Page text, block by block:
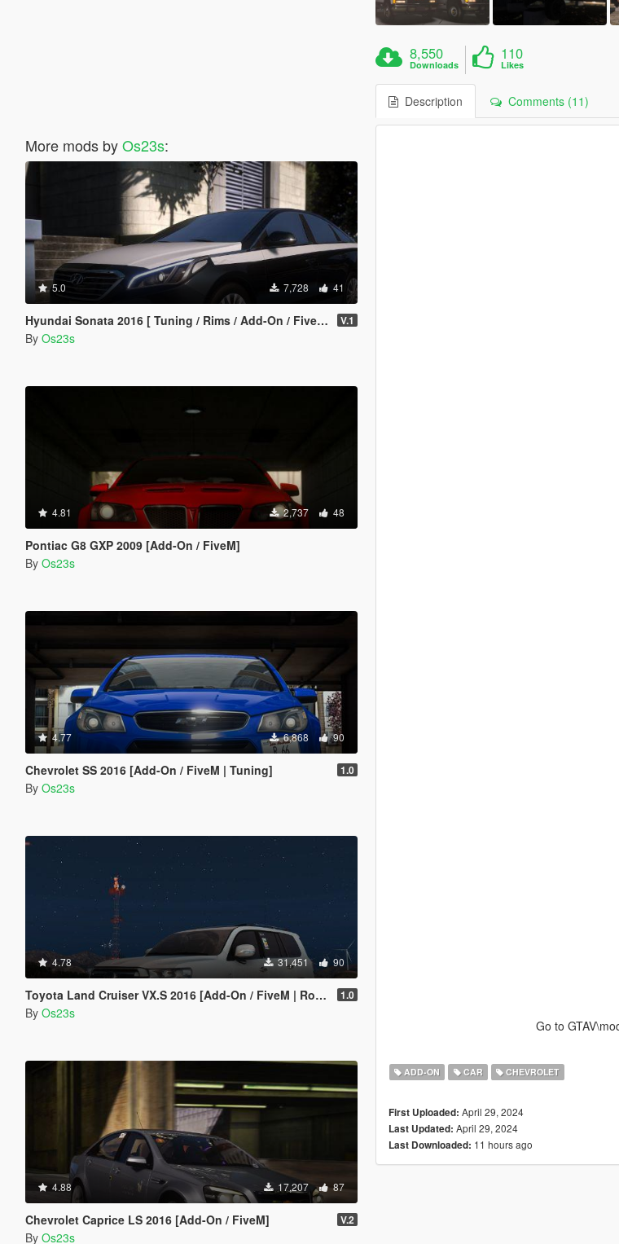
More mods byOs23s:
5.0 7,728 41
Hyundai Sonata 2016 [ Tuning / Rims / Add-On / FiveM ] V.1
By Os23s
4.81 2,737 48
Pontiac G8 GXP 2009 [Add-On / FiveM]
By Os23s
4.77 6,868 90
Chevrolet SS 2016 [Add-On / FiveM | Tuning] 1.0
By Os23s
4.78 31,451 90
Toyota Land Cruiser VX.S 2016 [Add-On / FiveM | Roof Animation] 1.0
By Os23s
4.88 17,207 87
Chevrolet Caprice LS 2016 [Add-On / FiveM] V.2
By Os23s
8,550
Downloads
110
Likes
Description Comments (11)
ADD-ON CAR CHEVROLET
First Uploaded: April 29, 2024
Last Updated: April 29, 2024
Last Downloaded: 11 hours ago